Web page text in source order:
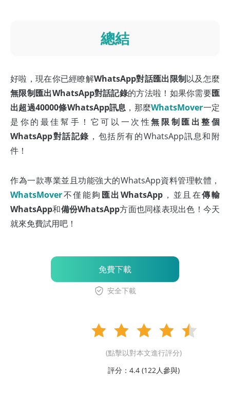
總結
好啦，現在你已經瞭解WhatsApp對話匯出限制以及怎麼
無限制匯出WhatsApp對話記錄的方法啦！如果你需要匯
出超過40000條WhatsApp訊息 ，那麼WhatsMover一定
是你的最佳幫手！它可以一次性無限制匯出整個
WhatsApp對話記錄 ，包括所有的WhatsApp訊息和附
件！
作為一款專業並且功能強大的WhatsApp資料管理軟體，
WhatsMover不僅能夠 匯出WhatsApp，並且在傳輸
WhatsApp和備份WhatsApp方面也同樣表現出色！今天
就來免費試用吧！
免費下載
安全下載
(點擊以對本文進行評分)
評分：4.4 (122人參與)